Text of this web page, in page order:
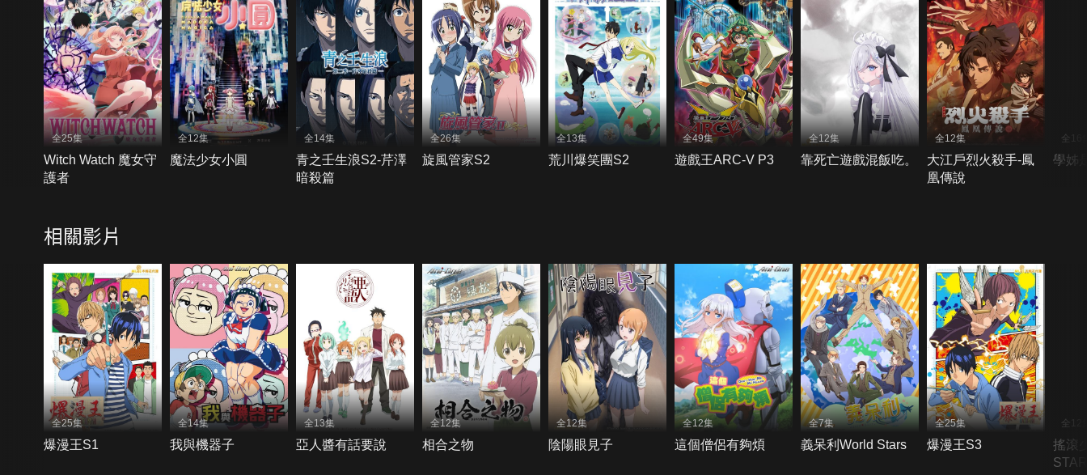
全25集
Witch Watch 魔女守
護者
全12集
魔法少女小圓
全14集
青之壬生浪S2-芹澤
暗殺篇
全26集
旋風管家S2
全13集
荒川爆笑團S2
全49集
遊戲王ARC-V P3
全12集
靠死亡遊戲混飯吃。
全12集
大江戶烈火殺手-鳳
凰傳說
全16
學姊
相關影片
全25集
爆漫王S1
全14集
我與機器子
全13集
亞人醬有話要說
全12集
相合之物
全12集
陰陽眼見子
全12集
這個僧侶有夠煩
全7集
義呆利World Stars
全25集
爆漫王S3
全12
搖滾